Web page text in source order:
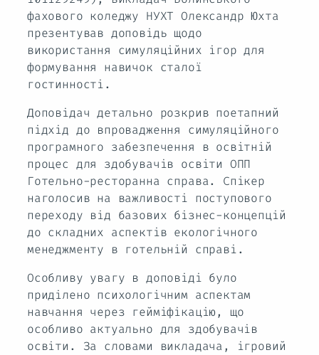
фахового коледжу НУХТ Олександр Юхта
презентував доповідь щодо
використання симуляційних ігор для
формування навичок сталої
гостинності.
Доповідач детально розкрив поетапний
підхід до впровадження симуляційного
програмного забезпечення в освітній
процес для здобувачів освіти ОПП
Готельно-ресторанна справа. Спікер
наголосив на важливості поступового
переходу від базових бізнес-концепцій
до складних аспектів екологічного
менеджменту в готельній справі.
Особливу увагу в доповіді було
приділено психологічним аспектам
навчання через гейміфікацію, що
особливо актуально для здобувачів
освіти. За словами викладача, ігровий